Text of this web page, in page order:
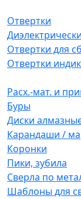
Отвертки
Отвертки для
Отвертки
Расх.-мат. и
Буры
Диски
Карандаши /
Коронки
Пики, зубила
Сверла по
Шаблоны для